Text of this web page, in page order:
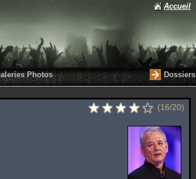
Accueil
Photos Dossiers
(16/20)